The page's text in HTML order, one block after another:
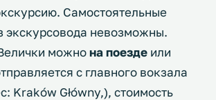
Самостоятельные
экскурсовода невозможны.
можнона поезде или
с главного вокзала
Kraków Główny,), стоимость